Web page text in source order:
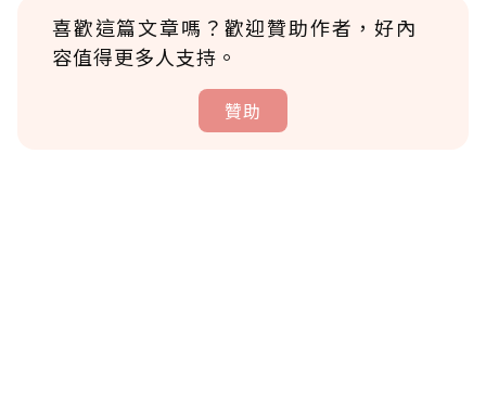
喜歡這篇文章嗎？歡迎贊助作者，好內
容值得更多人支持。
贊助